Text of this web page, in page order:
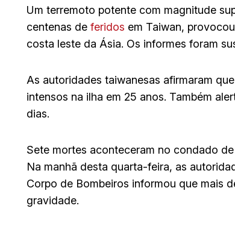
Um terremoto potente com magnitude
centenas de feridos em Taiwan,
costa leste da Ásia. Os informes foram
As autoridades taiwanesas afirmaram
intensos na ilha em 25 anos. Também
dias.
Sete mortes aconteceram no condado
Na manhã desta quarta-feira, as
Corpo de Bombeiros informou que mais
gravidade.